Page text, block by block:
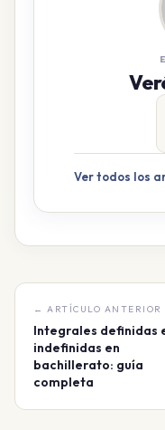
Ver todos los
← ARTÍCULO ANTERIOR
Integrales definidas
indefinidas en
bachillerato: guía
completa